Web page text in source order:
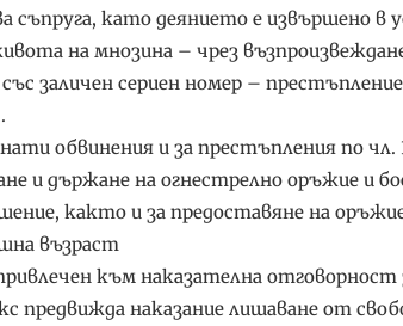
съпруга, като деянието е извършено в
на мнозина – чрез
заличен сериен номер –
обвинения и за престъпления по чл.
и държане на огнестрелно оръжие и
както и за предоставяне на
възраст
към наказателна
предвижда наказание лишаване от